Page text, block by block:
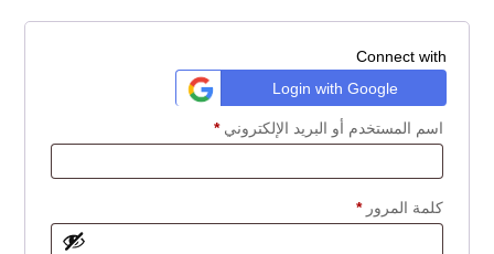
Connect with
Login with Google
اسم المستخدم أو البريد الإلكتروني*
كلمة المرور*